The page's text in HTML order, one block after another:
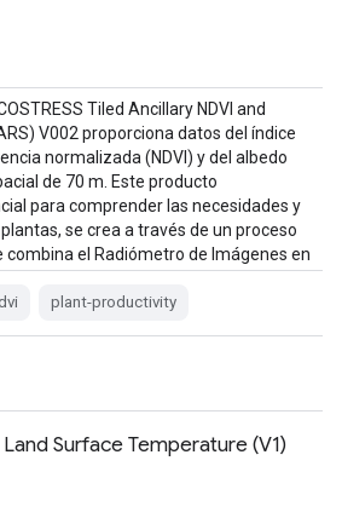
Tiled Ancillary NDVI and
V002 proporciona datos del índice
normalizada (NDVI) y del albedo
de 70 m. Este producto
para comprender las necesidades y
se crea a través de un proceso
el Radiómetro de Imágenes en
plant-productivity
Surface Temperature (V1)